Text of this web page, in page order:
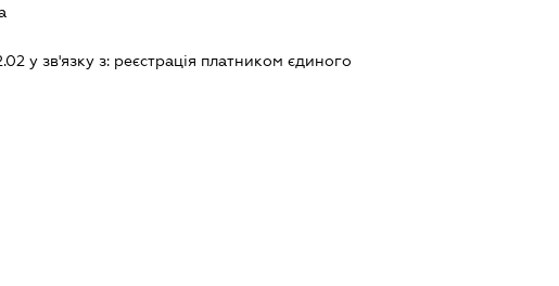
у зв'язку з: реєстрацiя платником єдиного